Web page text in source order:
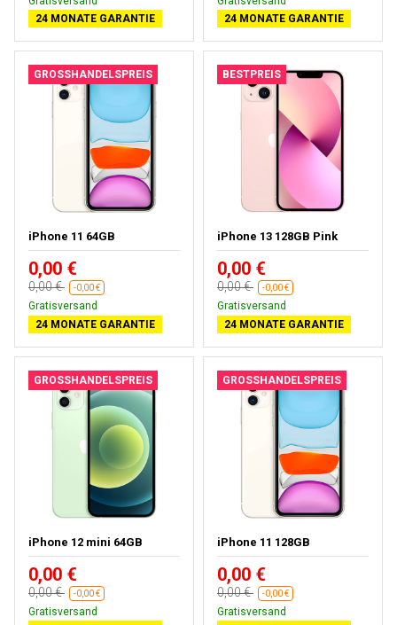
24 MONATE GARANTIE
24 MONATE GARANTIE
GROSSHANDELSPREIS
iPhone 11 64GB
0,00 €
0,00 € -0,00 €
Gratisversand
24 MONATE GARANTIE
BESTPREIS
iPhone 13 128GB Pink
0,00 €
0,00 € -0,00 €
Gratisversand
24 MONATE GARANTIE
GROSSHANDELSPREIS
iPhone 12 mini 64GB
0,00 €
0,00 € -0,00 €
Gratisversand
GROSSHANDELSPREIS
iPhone 11 128GB
0,00 €
0,00 € -0,00 €
Gratisversand